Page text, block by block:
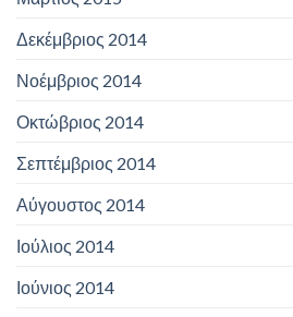
Δεκέμβριος 2014
Νοέμβριος 2014
Οκτώβριος 2014
Σεπτέμβριος 2014
Αύγουστος 2014
Ιούλιος 2014
Ιούνιος 2014